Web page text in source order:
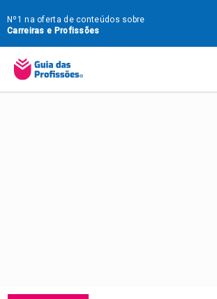
para
o
conteúdo
Nº1 na oferta de conteúdos sobre
Carreiras e Profissões